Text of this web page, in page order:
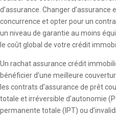
d’assurance. Changer
concurrence et opter pour un
un niveau de garantie au moins
le coût global de votre crédit
Un rachat assurance crédit
bénéficier d’une meilleure
les contrats d’assurance de prêt
totale et irréversible d’autonomie
permanente totale (IPT) ou